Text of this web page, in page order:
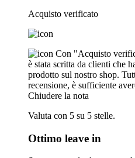
Acquisto verificato
Con "Acquisto
è stata scritta da clienti che
prodotto sul nostro shop.
recensione, è sufficiente
Chiudere la nota
Valuta con 5 su 5 stelle.
Ottimo leave in